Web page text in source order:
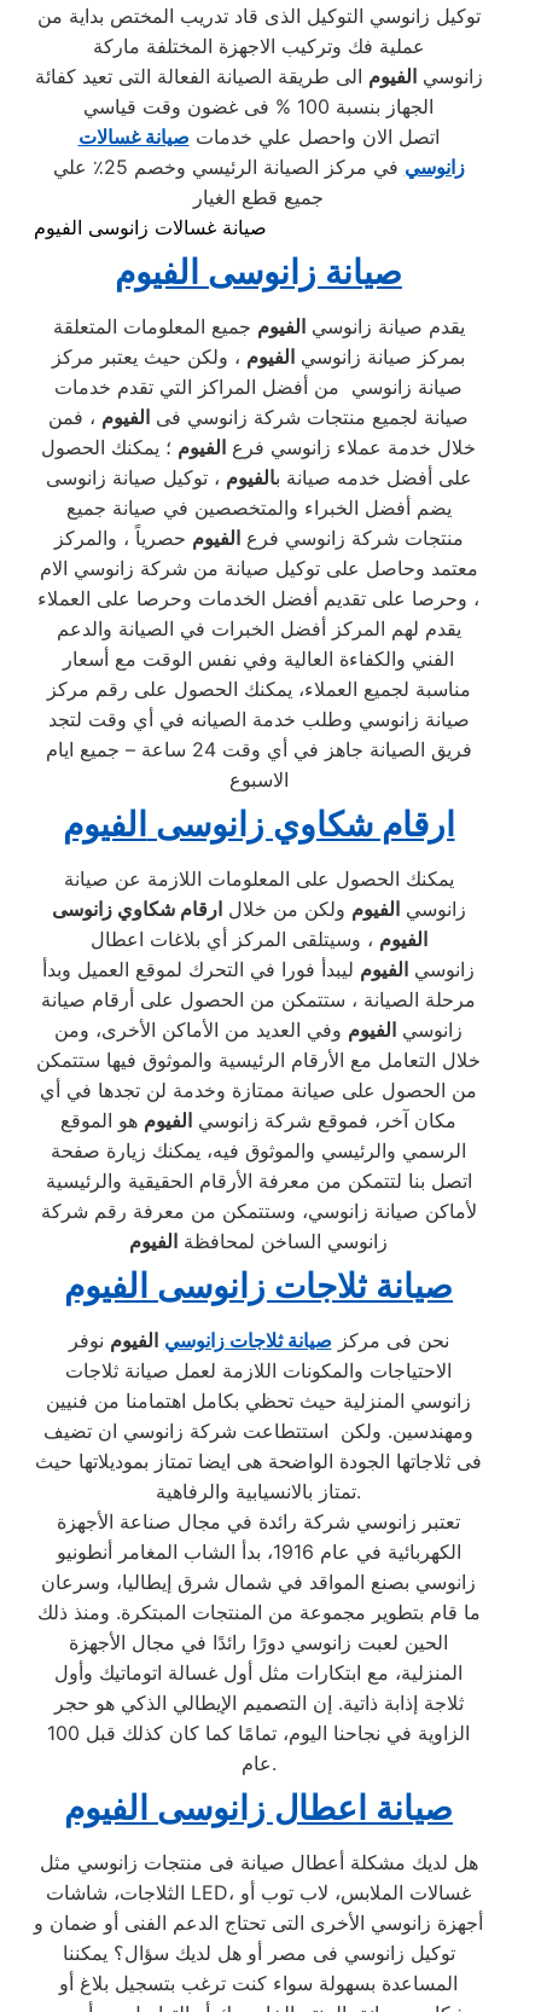
توكيل زانوسي التوكيل الذى قاد تدريب المختص بداية من
عملية فك وتركيب الاجهزة المختلفة ماركة
زانوسيالفيوم الى طريقة الصيانة الفعالة التى تعيد كفائة
الجهاز بنسبة 100 % فى غضون وقت قياسي
اتصل الان واحصل علي خدمات صيانة غسالات
زانوسي
في مركز الصيانة الرئيسي وخصم 25٪ علي
جميع قطع الغيار
صيانة غسالات زانوسى الفيوم
صيانة زانوسى الفيوم
يقدم صيانة زانوسيالفيوم جميع المعلومات المتعلقة
بمركز صيانة زانوسي الفيوم ، ولكن حيث يعتبر مركز
صيانة زانوسي من أفضل المراكز التي تقدم خدمات
صيانة لجميع منتجات شركة زانوسي فى الفيوم ، فمن
خلال خدمة عملاء زانوسي فرع الفيوم ؛ يمكنك الحصول
على أفضل خدمه صيانة بالفيوم ، توكيل صيانة زانوسى
يضم أفضل الخبراء والمتخصصين في صيانة جميع
منتجات شركة زانوسي فرعالفيوم حصرياً ، والمركز
معتمد وحاصل على توكيل صيانة من شركة زانوسي الام
، وحرصا على تقديم أفضل الخدمات وحرصا على العملاء
يقدم لهم المركز أفضل الخبرات في الصيانة والدعم
الفني والكفاءة العالية وفي نفس الوقت مع أسعار
مناسبة لجميع العملاء، يمكنك الحصول على رقم مركز
صيانة زانوسي وطلب خدمة الصيانه في أي وقت لتجد
فريق الصيانة جاهز في أي وقت 24 ساعة – جميع ايام
الاسبوع
ارقام شكاوي زانوسى الفيوم
يمكنك الحصول على المعلومات اللازمة عن صيانة
زانوسيالفيوم ولكن من خلالارقام شكاوي زانوسى
الفيوم ، وسيتلقى المركز أي بلاغات اعطال
زانوسي الفيوم ليبدأ فورا في التحرك لموقع العميل وبدأ
مرحلة الصيانة ، ستتمكن من الحصول على أرقام صيانة
زانوسي الفيوم وفي العديد من الأماكن الأخرى، ومن
خلال التعامل مع الأرقام الرئيسية والموثوق فيها ستتمكن
من الحصول على صيانة ممتازة وخدمة لن تجدها في أي
مكان آخر، فموقع شركة زانوسي الفيوم هو الموقع
الرسمي والرئيسي والموثوق فيه، يمكنك زيارة صفحة
اتصل بنا لتتمكن من معرفة الأرقام الحقيقية والرئيسية
لأماكن صيانة زانوسي، وستتمكن من معرفة رقم شركة
زانوسي الساخن لمحافظة الفيوم
صيانة ثلاجات زانوسى الفيوم
نحن فى مركز صيانة ثلاجات زانوسي الفيوم نوفر
الاحتياجات والمكونات اللازمة لعمل صيانة ثلاجات
زانوسي المنزلية حيث تحظي بكامل اهتمامنا من فنيين
ومهندسين. ولكن استتطاعت شركة زانوسي ان تضيف
فى ثلاجاتها الجودة الواضحة هى ايضا تمتاز بموديلاتها حيث
تمتاز بالانسيابية والرفاهية.
تعتبر زانوسي شركة رائدة في مجال صناعة الأجهزة
الكهربائية في عام 1916، بدأ الشاب المغامر أنطونيو
زانوسي بصنع المواقد في شمال شرق إيطاليا، وسرعان
ما قام بتطوير مجموعة من المنتجات المبتكرة. ومنذ ذلك
الحين لعبت زانوسي دورًا رائدًا في مجال الأجهزة
المنزلية، مع ابتكارات مثل أول غسالة اتوماتيك وأول
ثلاجة إذابة ذاتية. إن التصميم الإيطالي الذكي هو حجر
الزاوية في نجاحنا اليوم، تمامًا كما كان كذلك قبل 100
عام.
صيانة اعطال زانوسى الفيوم
هل لديك مشكلة أعطال صيانة فى منتجات زانوسي مثل
الثلاجات، شاشات LED، غسالات الملابس، لاب توب أو
أجهزة زانوسي الأخرى التى تحتاج الدعم الفنى أو ضمان و
توكيل زانوسي فى مصر أو هل لديك سؤال؟ يمكننا
المساعدة بسهولة سواء كنت ترغب بتسجيل بلاغ أو